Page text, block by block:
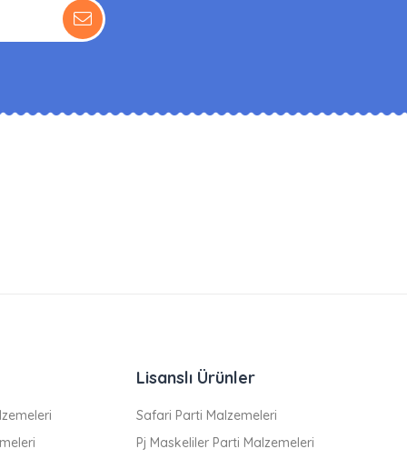
Lisanslı Ürünler
Safari Parti Malzemeleri
Pj Maskeliler Parti Malzemeleri